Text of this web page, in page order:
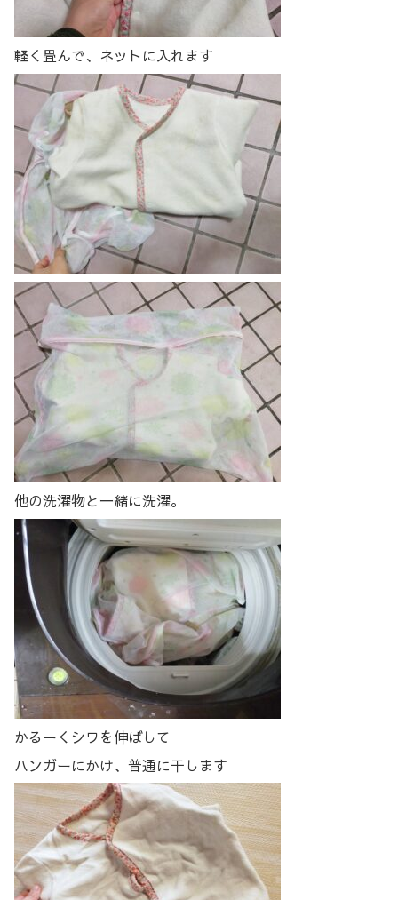
軽く畳んで、ネットに入れます
他の洗濯物と一緒に洗濯。
かるーくシワを伸ばして
ハンガーにかけ、普通に干します